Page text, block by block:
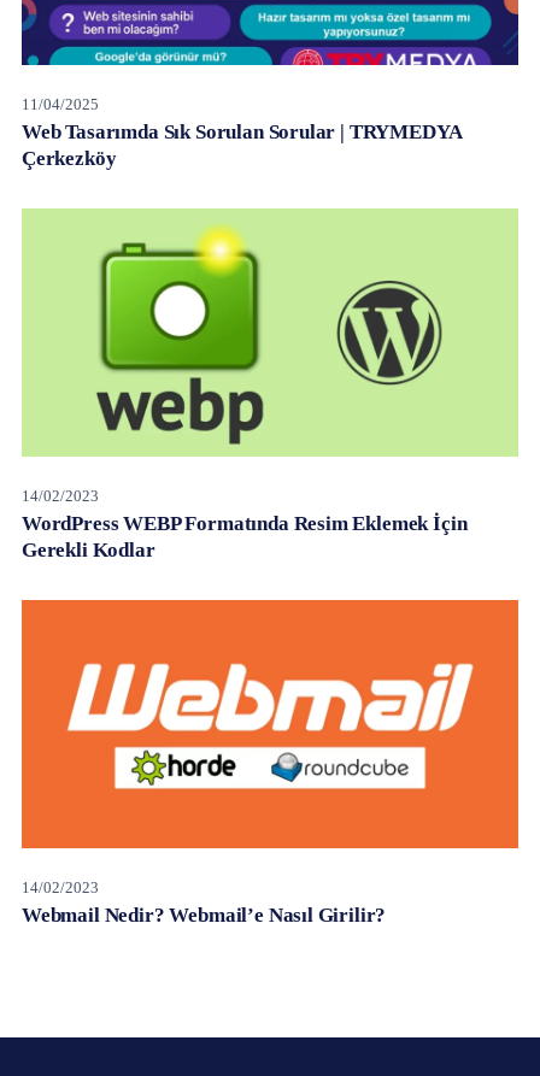
11/04/2025
Web Tasarımda Sık Sorulan Sorular | TRYMEDYA
Çerkezköy
14/02/2023
WordPress WEBP Formatında Resim Eklemek İçin
Gerekli Kodlar
14/02/2023
Webmail Nedir? Webmail’e Nasıl Girilir?